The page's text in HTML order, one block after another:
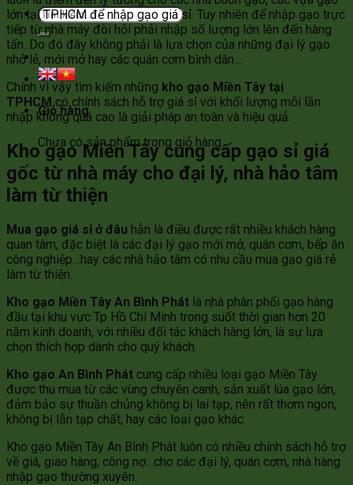
Tìm
kiếm:
Giỏ hàng
Chưa có sản phẩm trong giỏ hàng.
lớn tại TPHCM để nhập gạo giá sỉ. Tuy nhiên để nhập gạo trực
tiếp từ nhà máy đòi hỏi phải nhập số lượng lớn lên đến hàng
tấn. Do đó đây không phải là lựa chọn của những đại lý gạo
nhỏ lẻ, mới mở hay các quán cơm bình dân…
Chính vì vậy tìm kiếm những kho gạo Miền Tây tại
TPHCMcó chính sách hỗ trợ giá sỉ với khối lượng mỗi lần
nhập không quá cao là giải pháp an toàn và hiệu quả.
Kho gạo Miền Tây cung cấp gạo sỉ giá
gốc từ nhà máy cho đại lý, nhà hảo tâm
làm từ thiện
Mua gạo giá sỉ ở đâu hẳn là điều được rất nhiều khách hàng
quan tâm, đặc biệt là các đại lý gạo mới mở, quán cơm, bếp ăn
công nghiệp…hay các nhà hảo tâm có nhu cầu mua gạo giá rẻ
làm từ thiện.
Kho gạo Miền Tây An Bình Phát là nhà phân phối gạo hàng
đầu tại khu vực Tp Hồ Chí Minh trong suốt thời gian hơn 20
năm kinh doanh, với nhiều đối tác khách hàng lớn, là sự lựa
chọn thích hợp dành cho quý khách.
Kho gạo An Bình Phát cung cấp nhiều loại gạo Miền Tây
được thu mua từ các vùng chuyên canh, sản xuất lúa gạo lớn,
đảm bảo sự thuần chủng không bị lai tạp, nên rất thơm ngon,
không bị lẫn tạp chất, hay các loại gạo khác.
Kho gạo Miền Tây An Bình Phát luôn có nhiều chính sách hỗ trợ
về giá, giao hàng, công nợ…cho các đại lý, quán cơm, nhà hàng
nhập gạo thường xuyên.